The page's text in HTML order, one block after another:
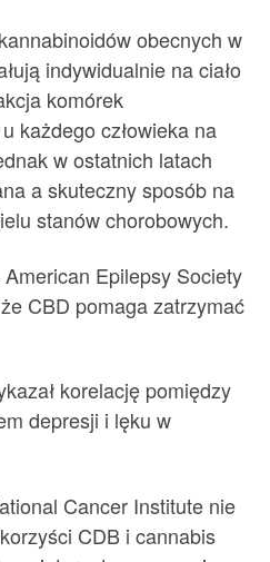
obecnych w
indywidualnie na ciało
komórek
każdego człowieka na
w ostatnich latach
a skuteczny sposób na
stanów chorobowych.
Epilepsy Society
CBD pomaga zatrzymać
korelację pomiędzy
depresji i lęku w
Cancer Institute nie
CDB i cannabis